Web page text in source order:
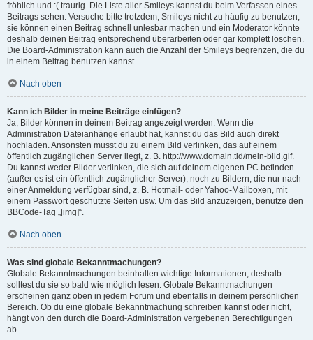
fröhlich und :( traurig. Die Liste aller Smileys kannst du beim Verfassen eines
Beitrags sehen. Versuche bitte trotzdem, Smileys nicht zu häufig zu benutzen,
sie können einen Beitrag schnell unlesbar machen und ein Moderator könnte
deshalb deinen Beitrag entsprechend überarbeiten oder gar komplett löschen.
Die Board-Administration kann auch die Anzahl der Smileys begrenzen, die du
in einem Beitrag benutzen kannst.
Nach oben
Kann ich Bilder in meine Beiträge einfügen?
Ja, Bilder können in deinem Beitrag angezeigt werden. Wenn die
Administration Dateianhänge erlaubt hat, kannst du das Bild auch direkt
hochladen. Ansonsten musst du zu einem Bild verlinken, das auf einem
öffentlich zugänglichen Server liegt, z. B. http://www.domain.tld/mein-bild.gif.
Du kannst weder Bilder verlinken, die sich auf deinem eigenen PC befinden
(außer es ist ein öffentlich zugänglicher Server), noch zu Bildern, die nur nach
einer Anmeldung verfügbar sind, z. B. Hotmail- oder Yahoo-Mailboxen, mit
einem Passwort geschützte Seiten usw. Um das Bild anzuzeigen, benutze den
BBCode-Tag „[img]“.
Nach oben
Was sind globale Bekanntmachungen?
Globale Bekanntmachungen beinhalten wichtige Informationen, deshalb
solltest du sie so bald wie möglich lesen. Globale Bekanntmachungen
erscheinen ganz oben in jedem Forum und ebenfalls in deinem persönlichen
Bereich. Ob du eine globale Bekanntmachung schreiben kannst oder nicht,
hängt von den durch die Board-Administration vergebenen Berechtigungen
ab.